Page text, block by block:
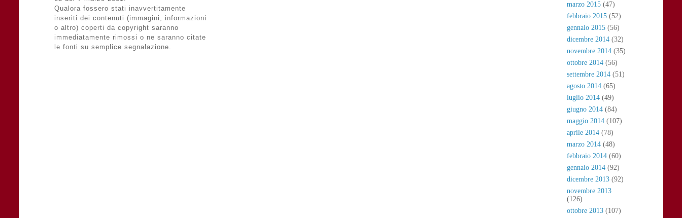
Qualora fossero stati inavvertitamente
inseriti dei contenuti (immagini, informazioni
o altro) coperti da copyright saranno
immediatamente rimossi o ne saranno citate
le fonti su semplice segnalazione.
marzo 2015 (47)
febbraio 2015 (52)
gennaio 2015 (56)
dicembre 2014 (32)
novembre 2014 (35)
ottobre 2014 (56)
settembre 2014 (51)
agosto 2014 (65)
luglio 2014 (49)
giugno 2014 (84)
maggio 2014 (107)
aprile 2014 (78)
marzo 2014 (48)
febbraio 2014 (60)
gennaio 2014 (92)
dicembre 2013 (92)
novembre 2013
(126)
ottobre 2013 (107)